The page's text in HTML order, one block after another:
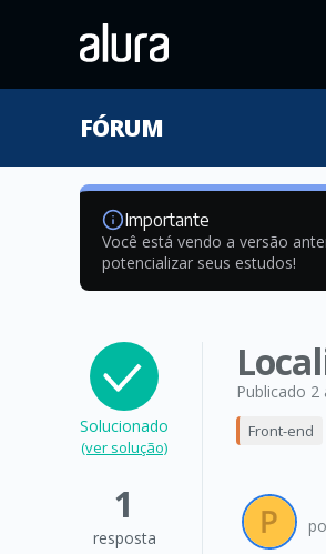
FÓRUM
Importante
Você está vendo a versão
potencializar seus estudos!
Solucionado
(ver solução)
1
resposta
Publicado
Front-end